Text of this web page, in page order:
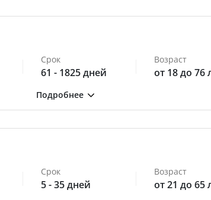
Срок
61 - 1825 дней
Возраст
от 18 до 76
Срок
5 - 35 дней
Возраст
от 21 до 65